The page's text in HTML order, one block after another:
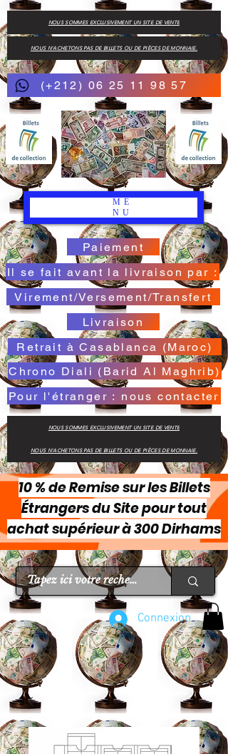
(+212) 06 25 11 98 57
ME
NU
Paiement
Virement/Versement/Transfert
Livraison
Retrait à Casablanca (Maroc)
Il se fait avant la livraison par :
Chrono Diali (Barid Al Maghrib)
NOUS N'ACHETONS PAS DE BILLETS OU DE PIÈCES DE MONNAIE.
NOUS SOMMES EXCLUSIVEMENT UN SITE DE VENTE
Pour l'étranger : nous contacter
NOUS SOMMES EXCLUSIVEMENT UN SITE DE VENTE
NOUS N'ACHETONS PAS DE BILLETS OU DE PIÈCES DE MONNAIE.
10 % de Remise sur les Billets
Étrangers du Site pour tout
achat supérieur à 300 Dirhams
Connexion